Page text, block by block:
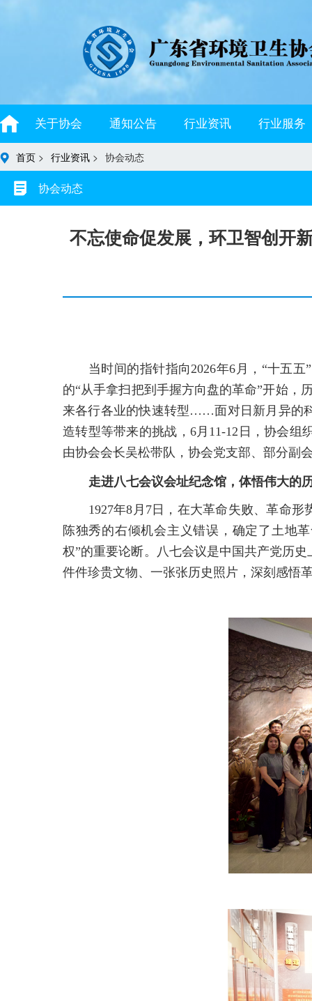
关于协会 通知公告 行业资讯 行业服务
首页 > 行业资讯 > 协会动态
协会动态
不忘使命促发展，环卫智创开
当时间的指针指向2026年6月，“十五
的“从手拿扫把到手握方向盘的革命”开始，
来各行各业的快速转型……面对日新月异的
造转型等带来的挑战，6月11-12日，协会
由协会会长吴松带队，协会党支部、部分副
走进八七会议会址纪念馆 ，体悟伟大的
1927年8月7日，在大革命失败、革命
陈独秀的右倾机会主义错误，确定了土地
权”的重要论断。八七会议是中国共产党历
件件珍贵文物、一张张历史照片，深刻感悟